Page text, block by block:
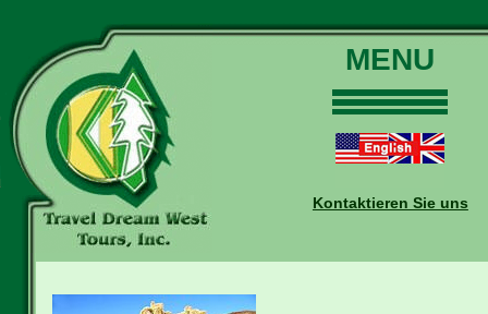
MENU
Touren
Daten und Preise
Buchungen
Kontaktieren Sie uns